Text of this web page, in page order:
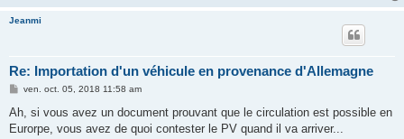
Jeanmi
Re: Importation d'un véhicule en provenance d'Allemagne
M
s
a
ven. oct. 05, 2018 11:58 am
Ah, si vous avez un document prouvant que le circulation est possible en
Eurorpe, vous avez de quoi contester le PV quand il va arriver...